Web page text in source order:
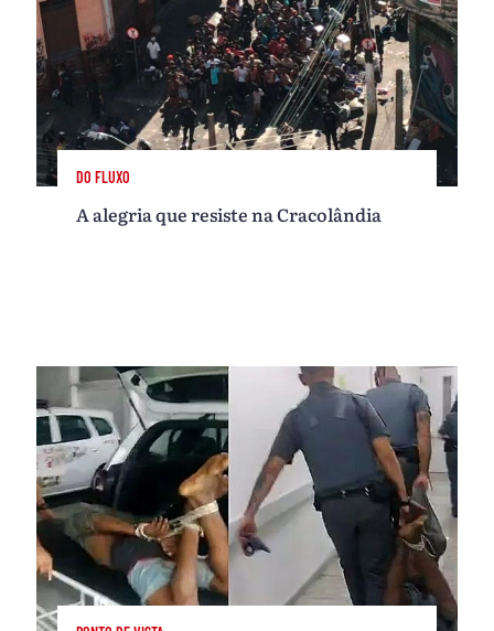
DO FLUXO
A alegria que resiste na Cracolândia